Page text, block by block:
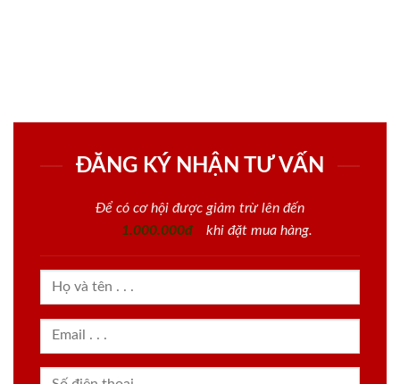
ĐĂNG KÝ NHẬN TƯ VẤN
Để có cơ hội được giảm trừ lên đến
1.000.000đ
khi đặt mua hàng.